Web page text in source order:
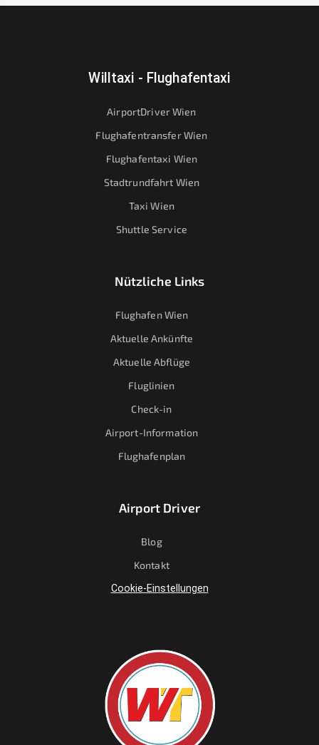
Willtaxi - Flughafentaxi
AirportDriver Wien
Flughafentransfer Wien
Flughafentaxi Wien
Stadtrundfahrt Wien
Taxi Wien
Shuttle Service
Nützliche Links
Flughafen Wien
Aktuelle Ankünfte
Aktuelle Abflüge
Fluglinien
Check-in
Airport-Information
Flughafenplan
Airport Driver
Blog
Kontakt
Cookie-Einstellungen